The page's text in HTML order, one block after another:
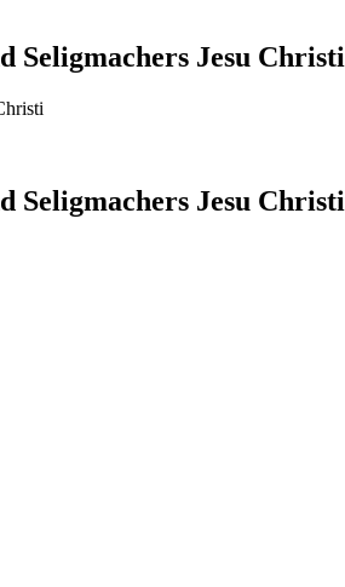
Seligmachers Jesu Christi
Seligmachers Jesu Christi